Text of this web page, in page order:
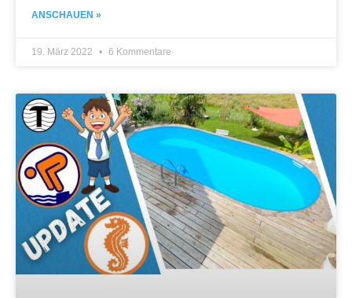
ANSCHAUEN »
19. März 2022 6 Kommentare